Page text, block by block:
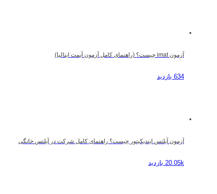
آزمون imat چیست؟ (راهنمای کامل آزمون آیمت ایتالیا)
634 بازدید
آزمون آیلتس ایندیکیتور چیست؟ راهنمای کامل شرکت در آیلتس خانگی
20.05k بازدید